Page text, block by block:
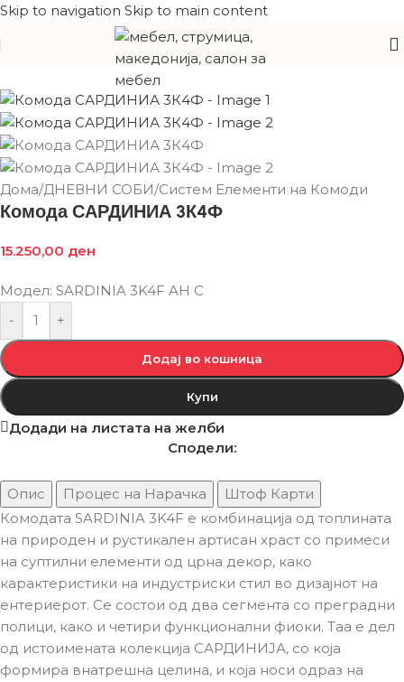
Skip to navigation Skip to main content
Дома/ДНЕВНИ СОБИ/Систем Елементи на Комоди
Комода САРДИНИА 3К4Ф
15.250,00 ден
Модел: SARDINIA 3K4F AH C
-
+
Додај во кошница
Купи
Додади на листата на желби
Сподели:
Опис Процес на Нарачка
Штоф Карти
Комодата SARDINIA 3K4F е комбинација од топлината
на природен и рустикален артисан храст со примеси
на суптилни елементи од црна декор, како
карактеристики на индустриски стил во дизајнот на
ентериерот. Се состои од два сегмента со преградни
полици, како и четири функционални фиоки. Таа е дел
од истоимената колекција САРДИНИЈА, со која
формира внатрешна целина, и која носи одраз на